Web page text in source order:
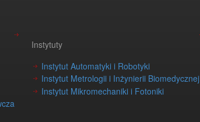
Instytuty
Instytut Automatyki i Robotyki
Instytut Metrologii i Inżynierii Biomedycznej
Instytut Mikromechaniki i Fotoniki